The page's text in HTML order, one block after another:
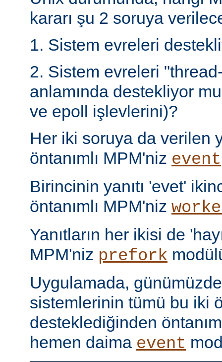
kararı şu 2 soruya
1. Sistem evreleri
2. Sistem evreleri
anlamında destekliyor
ve epoll işlevlerini)?
Her iki soruya da verilen
öntanımlı MPM'niz event
Birincinin yanıtı 'evet'
öntanımlı MPM'niz
Yanıtların her ikisi de
MPM'niz prefork
Uygulamada,
sistemlerinin tümü bu iki
desteklediğinden
hemen daima event